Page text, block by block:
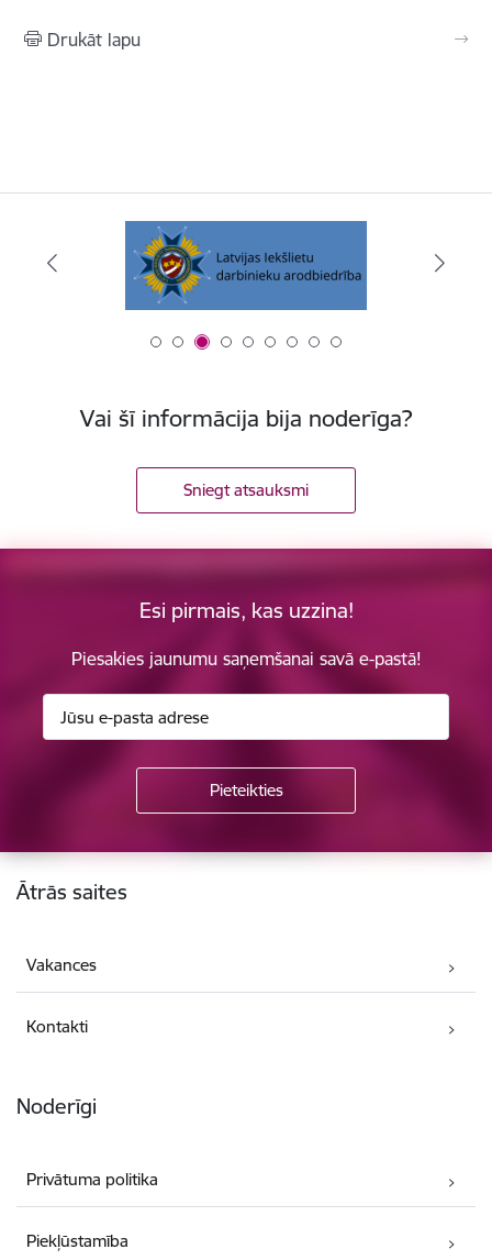
Drukāt lapu
Vai šī informācija bija noderīga?
Sniegt atsauksmi
Esi pirmais, kas uzzina!
Piesakies jaunumu saņemšanai savā e-pastā!
Kājene
Ātrās saites
Vakances
Kontakti
Noderīgi
Privātuma politika
Piekļūstamība